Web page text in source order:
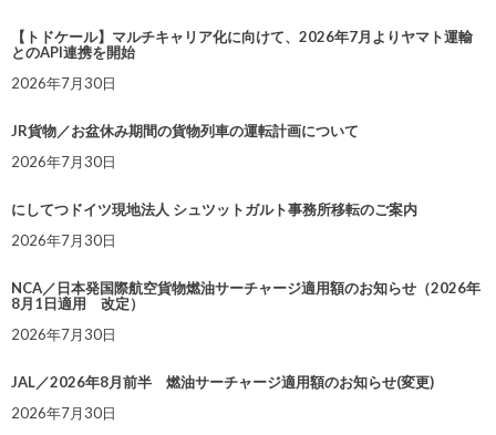
【トドケール】マルチキャリア化に向けて、2026年7月よりヤマト運輸
とのAPI連携を開始
2026年7月30日
JR貨物／お盆休み期間の貨物列車の運転計画について
2026年7月30日
にしてつドイツ現地法人 シュツットガルト事務所移転のご案内
2026年7月30日
NCA／日本発国際航空貨物燃油サーチャージ適用額のお知らせ（2026年
8月1日適用 改定）
2026年7月30日
JAL／2026年8月前半 燃油サーチャージ適用額のお知らせ(変更)
2026年7月30日